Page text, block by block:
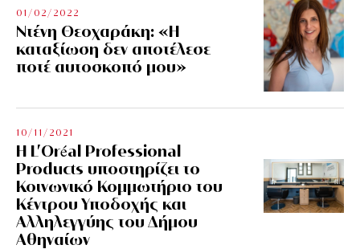
01/02/2022
Ντένη Θεοχαράκη: «Η
καταξίωση δεν αποτέλεσε
ποτέ αυτοσκοπό μου»
10/11/2021
Η L’Οréal Professional
Products υποστηρίζει το
Κοινωνικό Κομμωτήριο του
Κέντρου Υποδοχής και
Αλληλεγγύης του Δήμου
Αθηναίων